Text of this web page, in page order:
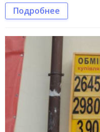
Подробнее